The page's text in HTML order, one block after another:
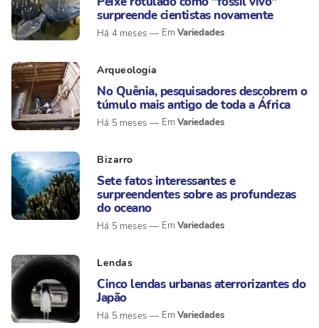
surpreende cientistas novamente
Há 4 meses Variedades
Arqueologia
No Quênia, pesquisadores descobrem o
túmulo mais antigo de toda a África
Há 5 meses Variedades
Bizarro
Sete fatos interessantes e
surpreendentes sobre as profundezas
do oceano
Há 5 meses Variedades
Lendas
Cinco lendas urbanas aterrorizantes do
Japão
Há 5 meses Variedades